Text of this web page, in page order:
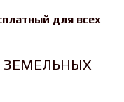
для всех
ЗЕМЕЛЬНЫХ